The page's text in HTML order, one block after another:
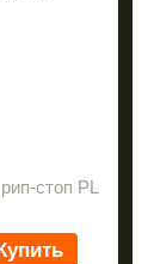
стоп PL